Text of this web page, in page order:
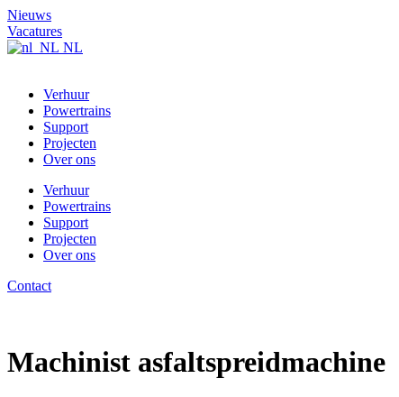
Ga
naar
de
Nieuws
Vacatures
NL
Verhuur
Powertrains
Support
Projecten
Over ons
Verhuur
Powertrains
Support
Projecten
Over ons
Contact
Machinist asfaltspreidmachine